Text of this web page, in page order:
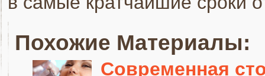
Похожие Материалы:
Современная